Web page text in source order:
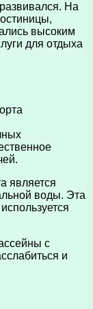
На
высоким
для отдыха
является
воды. Эта
с
и